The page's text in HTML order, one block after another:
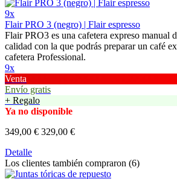
9x
Flair PRO 3 (negro) | Flair espresso
Flair PRO3 es una cafetera expreso manual
calidad con la que podrás preparar un café
cafetera Professional.
9x
Venta
Envío gratis
+ Regalo
Ya no disponible
349,00 € 329,00 €
Detalle
Los clientes también compraron (6)